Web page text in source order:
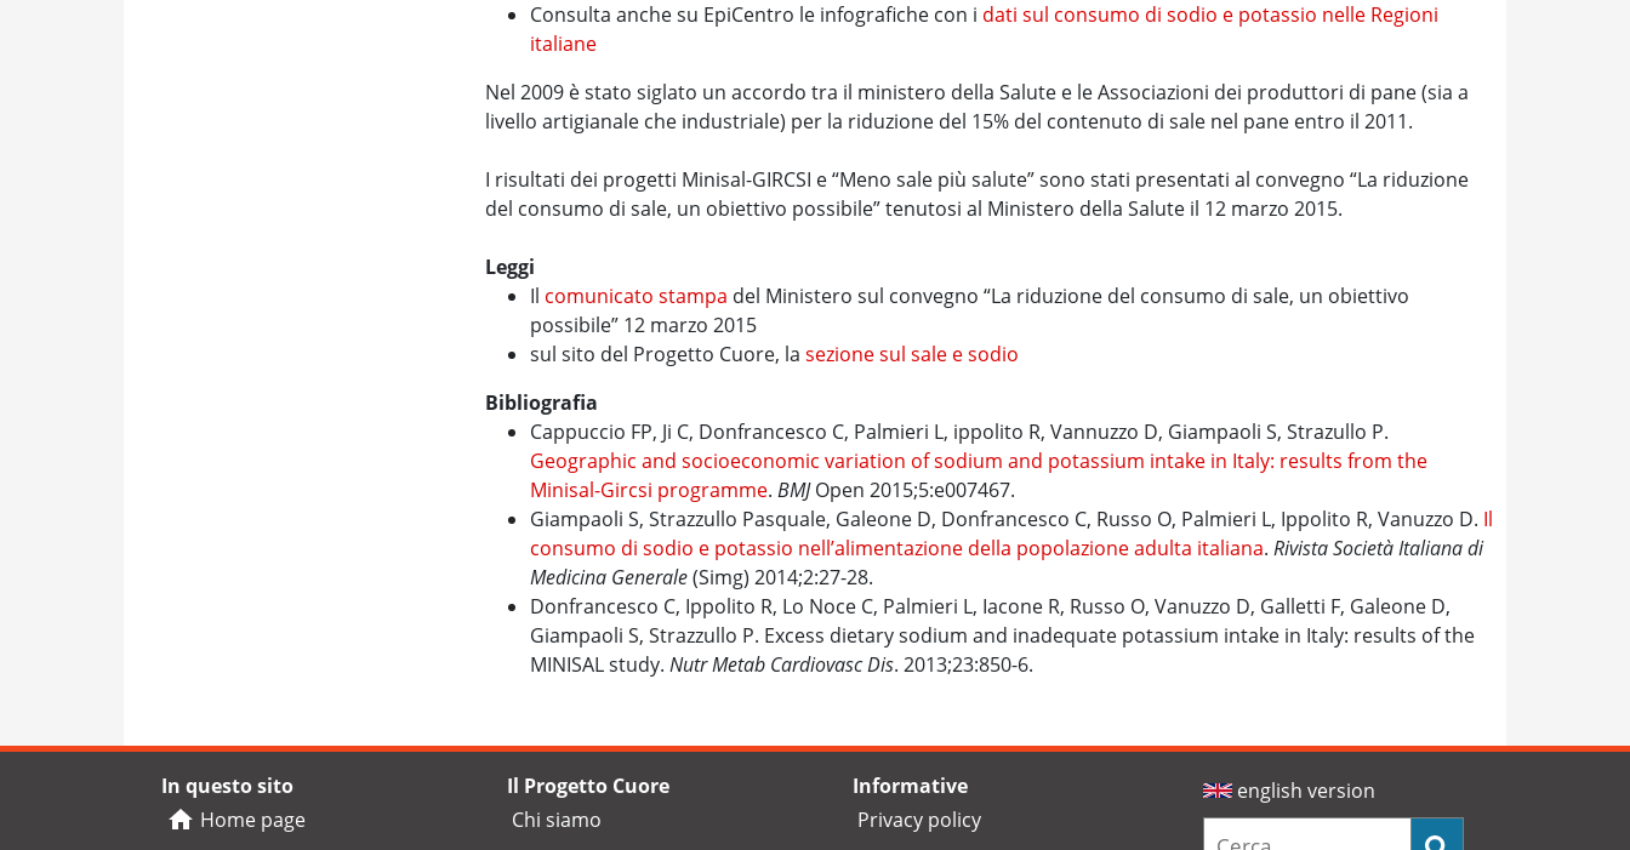
Consulta anche su EpiCentro le infografiche con i dati sul consumo di sodio e potassio nelle Regioni
italiane
Nel 2009 è stato siglato un accordo tra il ministero della Salute e le Associazioni dei produttori di pane (sia a
livello artigianale che industriale) per la riduzione del 15% del contenuto di sale nel pane entro il 2011.
I risultati dei progetti Minisal-GIRCSI e “Meno sale più salute” sono stati presentati al convegno “La riduzione
del consumo di sale, un obiettivo possibile” tenutosi al Ministero della Salute il 12 marzo 2015.
Leggi
Il comunicato stampa del Ministero sul convegno “La riduzione del consumo di sale, un obiettivo
possibile” 12 marzo 2015
sul sito del Progetto Cuore, la sezione sul sale e sodio
Bibliografia
Cappuccio FP, Ji C, Donfrancesco C, Palmieri L, ippolito R, Vannuzzo D, Giampaoli S, Strazullo P.
Geographic and socioeconomic variation of sodium and potassium intake in Italy: results from the
Minisal-Gircsi programme. BMJOpen 2015;5:e007467.
Giampaoli S, Strazzullo Pasquale, Galeone D, Donfrancesco C, Russo O, Palmieri L, Ippolito R, Vanuzzo D. Il
consumo di sodio e potassio nell’alimentazione della popolazione adulta italiana. Rivista Società Italiana di
Medicina Generale(Simg) 2014;2:27-28.
Donfrancesco C, Ippolito R, Lo Noce C, Palmieri L, Iacone R, Russo O, Vanuzzo D, Galletti F, Galeone D,
Giampaoli S, Strazzullo P. Excess dietary sodium and inadequate potassium intake in Italy: results of the
MINISAL study. Nutr Metab Cardiovasc Dis. 2013;23:850-6.
In questo sito
Home page
Il Progetto Cuore
Chi siamo
Informative
Privacy policy
english version